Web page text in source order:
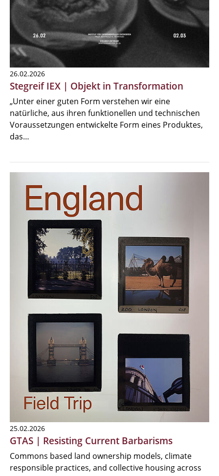
26.02.2026
Stegreif IEX | Objekt in Transformation
„Unter einer guten Form verstehen wir eine
natürliche, aus ihren funktionellen und technischen
Voraussetzungen entwickelte Form eines Produktes,
das…
25.02.2026
GTAS | Resisting Current Barbarisms
Commons based land ownership models, climate
responsible practices, and collective housing across